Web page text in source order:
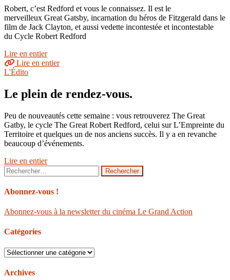
Robert, c’est Redford et vous le connaissez. Il est le
merveilleux Great Gatsby, incarnation du héros de Fitzgerald dans le
film de Jack Clayton, et aussi vedette incontestée et incontestable
du Cycle Robert Redford
Lire en entier
Lire en entier
L'Édito
Le plein de rendez-vous.
Peu de nouveautés cette semaine : vous retrouverez The Great
Gatby, le cycle The Great Robert Redford, celui sur L’Empreinte du
Territoire et quelques un de nos anciens succès. Il y a en revanche
beaucoup d’événements.
Lire en entier
Rechercher :
Abonnez-vous !
Abonnez-vous à la newsletter du cinéma Le Grand Action
Catégories
Catégories
Archives